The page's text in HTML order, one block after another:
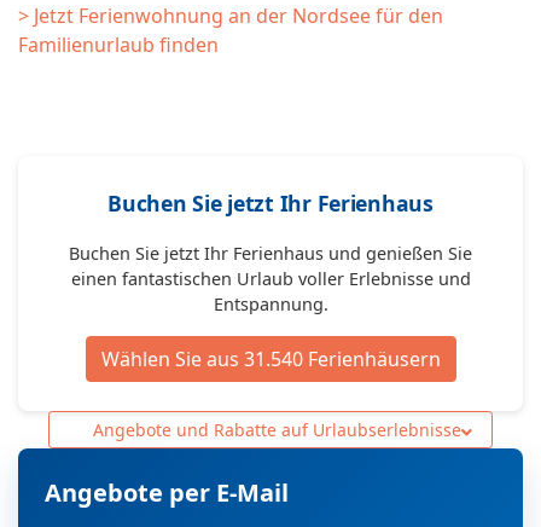
> Jetzt Ferienwohnung an der Nordsee für den
Familienurlaub finden
Buchen Sie jetzt Ihr Ferienhaus
Buchen Sie jetzt Ihr Ferienhaus und genießen Sie
einen fantastischen Urlaub voller Erlebnisse und
Entspannung.
Wählen Sie aus 31.540 Ferienhäusern
Angebote und Rabatte auf Urlaubserlebnisse
Angebote per E-Mail